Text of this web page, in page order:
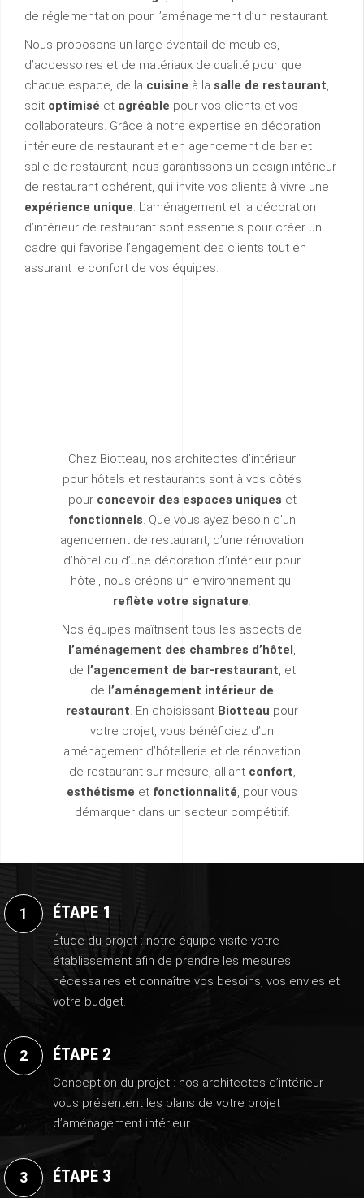
de réglementation pour l’aménagement d’un restaurant.
Nous proposons un large éventail de meubles,
d’accessoires et de matériaux de qualité pour que
chaque espace, de la cuisine à la salle de restaurant,
soit optimisé et agréable pour vos clients et vos
collaborateurs. Grâce à notre expertise en décoration
intérieure de restaurant et en agencement de bar et
salle de restaurant, nous garantissons un design intérieur
de restaurant cohérent, qui invite vos clients à vivre une
expérience unique. L’aménagement et la décoration
d’intérieur de restaurant sont essentiels pour créer un
cadre qui favorise l’engagement des clients tout en
assurant le confort de vos équipes.
Chez Biotteau, nos architectes d’intérieur
pour hôtels et restaurants sont à vos côtés
pour concevoir des espaces uniques et
fonctionnels. Que vous ayez besoin d’un
agencement de restaurant, d’une rénovation
d’hôtel ou d’une décoration d’intérieur pour
hôtel, nous créons un environnement qui
reflète votre signature.
Nos équipes maîtrisent tous les aspects de
l’aménagement des chambres d’hôtel,
de l’agencement de bar-restaurant, et
de l’aménagement intérieur de
restaurant. En choisissant Biotteau pour
votre projet, vous bénéficiez d’un
aménagement d’hôtellerie et de rénovation
de restaurant sur-mesure, alliant confort,
esthétisme et fonctionnalité, pour vous
démarquer dans un secteur compétitif.
ÉTAPE 1
Étude du projet : notre équipe visite votre
établissement afin de prendre les mesures
nécessaires et connaître vos besoins, vos envies et
votre budget.
ÉTAPE 2
Conception du projet : nos architectes d’intérieur
vous présentent les plans de votre projet
d’aménagement intérieur.
ÉTAPE 3